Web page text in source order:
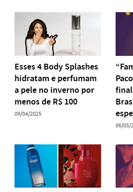
Esses 4 Body Splashes
hidratam e perfumam
a pele no inverno por
menos de R$ 100
09/04/2025
06/05/